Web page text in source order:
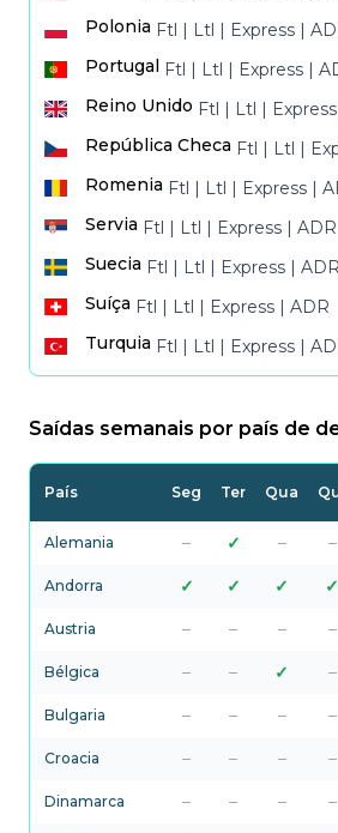
Polonia Ftl | Ltl | Express|
Portugal Ftl | Ltl | Express|
Reino Unido Ftl | Ltl | Express
República Checa Ftl | Ltl |
Romenia Ftl | Ltl | Express|
Servia Ftl | Ltl | Express| ADR
Suecia Ftl | Ltl | Express| ADR
Suíça Ftl | Ltl | Express| ADR
Turquia Ftl | Ltl | Express|
Saídas semanais por país de
País Seg Ter Qua
Alemania – ✓ – –
Andorra ✓ ✓ ✓ ✓
Austria – – – –
Bélgica – – ✓ –
Bulgaria – – – –
Croacia – – – –
Dinamarca – – – –